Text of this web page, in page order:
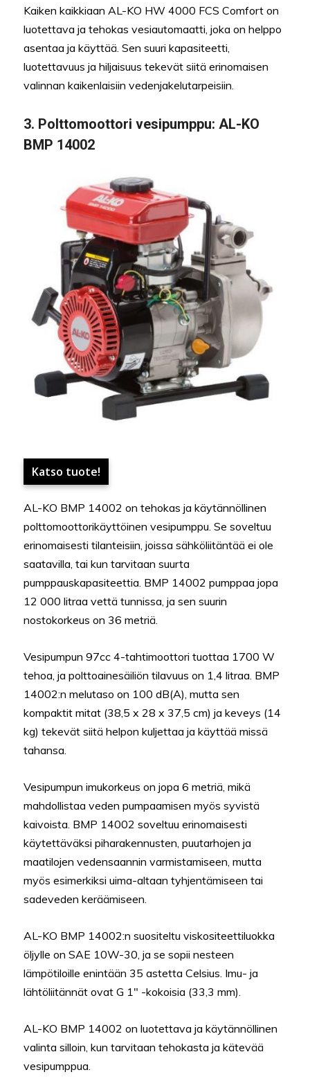
Kaiken kaikkiaan AL-KO HW 4000 FCS Comfort on
luotettava ja tehokas vesiautomaatti, joka on helppo
asentaa ja käyttää. Sen suuri kapasiteetti,
luotettavuus ja hiljaisuus tekevät siitä erinomaisen
valinnan kaikenlaisiin vedenjakelutarpeisiin.
3. Polttomoottori vesipumppu: AL-KO
BMP 14002
Katso tuote!
AL-KO BMP 14002 on tehokas ja käytännöllinen
polttomoottorikäyttöinen vesipumppu. Se soveltuu
erinomaisesti tilanteisiin, joissa sähköliitäntää ei ole
saatavilla, tai kun tarvitaan suurta
pumppauskapasiteettia. BMP 14002 pumppaa jopa
12 000 litraa vettä tunnissa, ja sen suurin
nostokorkeus on 36 metriä.
Vesipumpun 97cc 4-tahtimoottori tuottaa 1700 W
tehoa, ja polttoainesäiliön tilavuus on 1,4 litraa. BMP
14002:n melutaso on 100 dB(A), mutta sen
kompaktit mitat (38,5 x 28 x 37,5 cm) ja keveys (14
kg) tekevät siitä helpon kuljettaa ja käyttää missä
tahansa.
Vesipumpun imukorkeus on jopa 6 metriä, mikä
mahdollistaa veden pumpaamisen myös syvistä
kaivoista. BMP 14002 soveltuu erinomaisesti
käytettäväksi piharakennusten, puutarhojen ja
maatilojen vedensaannin varmistamiseen, mutta
myös esimerkiksi uima-altaan tyhjentämiseen tai
sadeveden keräämiseen.
AL-KO BMP 14002:n suositeltu viskositeettiluokka
öljylle on SAE 10W-30, ja se sopii nesteen
lämpötiloille enintään 35 astetta Celsius. Imu- ja
lähtöliitännät ovat G 1″ -kokoisia (33,3 mm).
AL-KO BMP 14002 on luotettava ja käytännöllinen
valinta silloin, kun tarvitaan tehokasta ja kätevää
vesipumppua.